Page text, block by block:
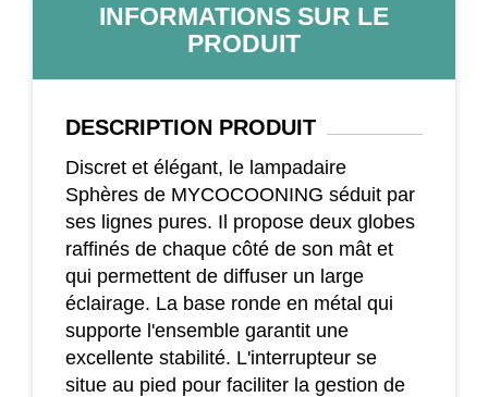
INFORMATIONS SUR LE
PRODUIT
DESCRIPTION PRODUIT
Discret et élégant, le lampadaire
Sphères de MYCOCOONING séduit par
ses lignes pures. Il propose deux globes
raffinés de chaque côté de son mât et
qui permettent de diffuser un large
éclairage. La base ronde en métal qui
supporte l'ensemble garantit une
excellente stabilité. L'interrupteur se
situe au pied pour faciliter la gestion de